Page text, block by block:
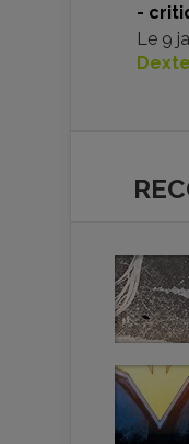
-
Le 9